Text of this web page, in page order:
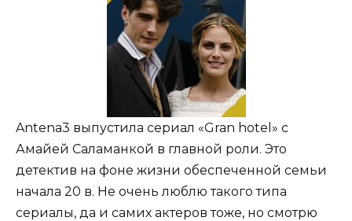
Antena3 выпустила сериал «Gran hotel» с
Амайей Саламанкой в главной роли. Это
детектив на фоне жизни обеспеченной семьи
начала 20 в. Не очень люблю такого типа
сериалы, да и самих актеров тоже, но смотрю